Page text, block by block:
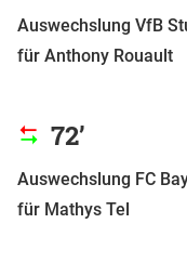
Auswechslung VfB
für Anthony Rouault
72’
Auswechslung FC
für Mathys Tel